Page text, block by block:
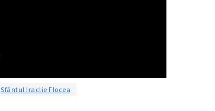
Sfântul Iraclie Flocea